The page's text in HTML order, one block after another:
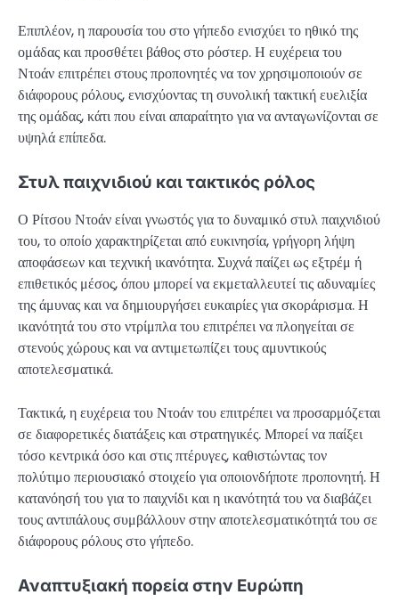
Επιπλέον, η παρουσία του στο γήπεδο ενισχύει το ηθικό της
ομάδας και προσθέτει βάθος στο ρόστερ. Η ευχέρεια του
Ντοάν επιτρέπει στους προπονητές να τον χρησιμοποιούν σε
διάφορους ρόλους, ενισχύοντας τη συνολική τακτική ευελιξία
της ομάδας, κάτι που είναι απαραίτητο για να ανταγωνίζονται σε
υψηλά επίπεδα.
Στυλ παιχνιδιού και τακτικός ρόλος
Ο Ρίτσου Ντοάν είναι γνωστός για το δυναμικό στυλ παιχνιδιού
του, το οποίο χαρακτηρίζεται από ευκινησία, γρήγορη λήψη
αποφάσεων και τεχνική ικανότητα. Συχνά παίζει ως εξτρέμ ή
επιθετικός μέσος, όπου μπορεί να εκμεταλλευτεί τις αδυναμίες
της άμυνας και να δημιουργήσει ευκαιρίες για σκοράρισμα. Η
ικανότητά του στο ντρίμπλα του επιτρέπει να πλοηγείται σε
στενούς χώρους και να αντιμετωπίζει τους αμυντικούς
αποτελεσματικά.
Τακτικά, η ευχέρεια του Ντοάν του επιτρέπει να προσαρμόζεται
σε διαφορετικές διατάξεις και στρατηγικές. Μπορεί να παίξει
τόσο κεντρικά όσο και στις πτέρυγες, καθιστώντας τον
πολύτιμο περιουσιακό στοιχείο για οποιονδήποτε προπονητή. Η
κατανόησή του για το παιχνίδι και η ικανότητά του να διαβάζει
τους αντιπάλους συμβάλλουν στην αποτελεσματικότητά του σε
διάφορους ρόλους στο γήπεδο.
Αναπτυξιακή πορεία στην Ευρώπη